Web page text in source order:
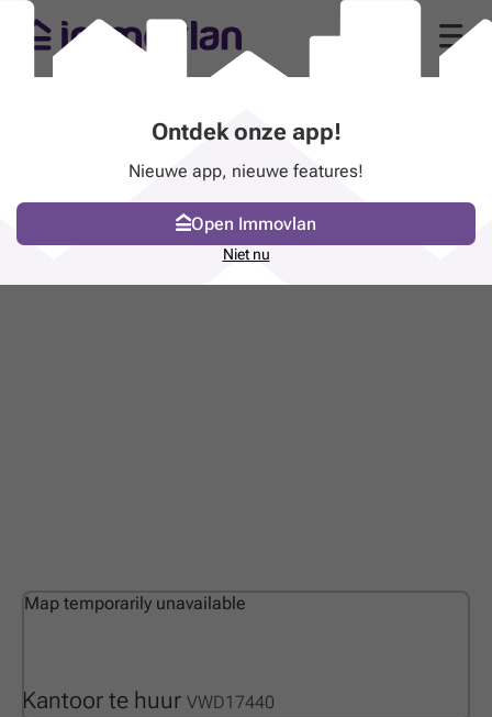
Kantoor te huur VWD17440
Map temporarily unavailable
Ontdek onze app!
Nieuwe app, nieuwe features!
Open Immovlan
Niet nu